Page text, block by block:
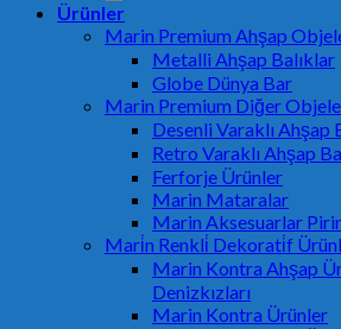
Ürünler
Marin Premium Ahşap
Metalli Ahşap Balıklar
Globe Dünya Bar
Marin Premium Diğer
Desenli Varaklı Ahşap
Retro Varaklı Ahşap
Ferforje Ürünler
Marin Mataralar
Marin Aksesuarlar
Mari̇n Renkli̇ Dekorati̇f
Marin Kontra Ahşap
Denizkızları
Marin Kontra Ürünler